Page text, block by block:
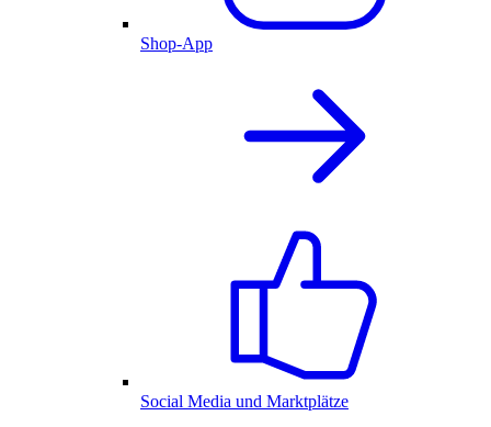
Shop-App
Social Media und Marktplätze